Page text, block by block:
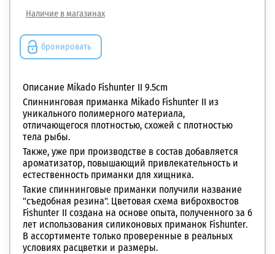
Наличие в магазинах
бронировать
Описание Mikado Fishunter II 9.5cm
Спиннинговая приманка Mikado Fishunter II из
уникального полимерного материала,
отличающегося плотностью, схожей с плотностью
тела рыбы.
Также, уже при производстве в состав добавляется
ароматизатор, повышающий привлекательность и
естественность приманки для хищника.
Такие спиннинговые приманки получили название
"съедобная резина". Цветовая схема виброхвостов
Fishunter II создана на основе опыта, полученного за 6
лет использования силиконовых приманок Fishunter.
В ассортименте только проверенные в реальных
условиях расцветки и размеры.